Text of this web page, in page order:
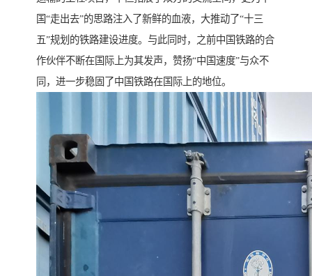
国“走出去”的思路注入了新鲜的血液，大推动了“十三
五”规划的铁路建设进度。与此同时，之前中国铁路的合
作伙伴不断在国际上为其发声，赞扬“中国速度”与众不
同，进一步稳固了中国铁路在国际上的地位。